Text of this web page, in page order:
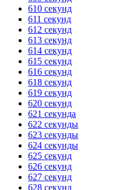
610 секунд
611 секунд
612 секунд
613 секунд
614 секунд
615 секунд
616 секунд
618 секунд
619 секунд
620 секунд
621 секунда
622 секунды
623 секунды
624 секунды
625 секунд
626 секунд
627 секунд
628 секунд